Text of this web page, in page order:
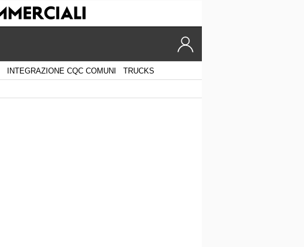
INTEGRAZIONE CQC COMUNI TRUCKS